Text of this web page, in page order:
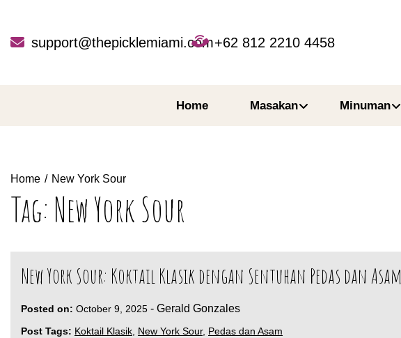
contentsupport@thepicklemiami.com+62 812 2210 4458
Home Masakan Minuman
Home New York Sour
Tag:New York Sour
New York Sour: Koktail Klasik dengan Sentuhan Pedas dan Asam
Posted on: October 9, 2025 - Gerald Gonzales
Post Tags: Koktail Klasik, New York Sour, Pedas dan Asam